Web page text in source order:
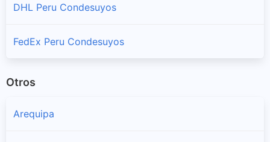
DHL Peru Condesuyos
FedEx Peru Condesuyos
Otros
Arequipa